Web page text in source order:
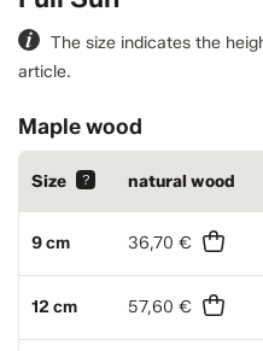
The size indicates the
article.
Maple wood
Size ? natural wood
9 cm 36,70 €
12 cm 57,60 €